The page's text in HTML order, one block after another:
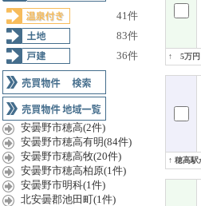
41件
83件
36件
安曇野市穂高(2件)
安曇野市穂高有明(84件)
安曇野市穂高牧(20件)
安曇野市穂高柏原(1件)
安曇野市明科(1件)
北安曇郡池田町(1件)
↑ 5万円
↑ 穂高駅